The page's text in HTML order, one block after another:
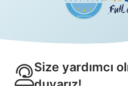
Size yardımcı